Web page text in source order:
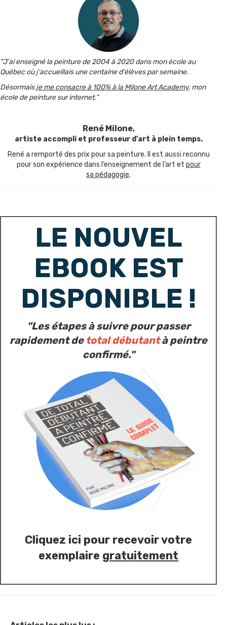
"J'ai enseigné la peinture de 2004 à 2020 dans mon école au
Québec où j'accueillais une centaine d'élèves par semaine.
Désormaisje me consacre à 100% à la Milone Art Academy, mon
école de peinture sur internet."
René Milone,
artiste accompli et professeur d'art à plein temps.
René a remporté des prix pour sa peinture. Il est aussi reconnu
pour son expérience dans l’enseignement de l’art et pour
sa pédagogie.
LE NOUVEL
EBOOK EST
DISPONIBLE !
"Les étapes à suivre pour passer
rapidement de total débutantà peintre
confirmé."
Cliquez ici pour recevoir votre
exemplaire gratuitement